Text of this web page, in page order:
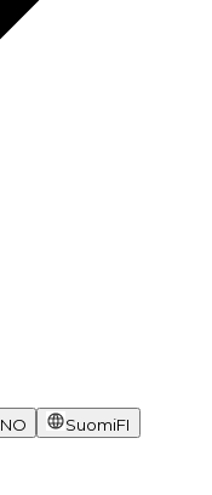
NO SuomiFI